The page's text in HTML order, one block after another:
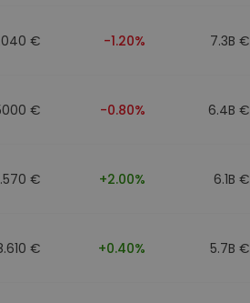
€ -1.20% 7.3B €
€ -0.80% 6.4B €
€ +2.00% 6.1B €
€ +0.40% 5.7B €